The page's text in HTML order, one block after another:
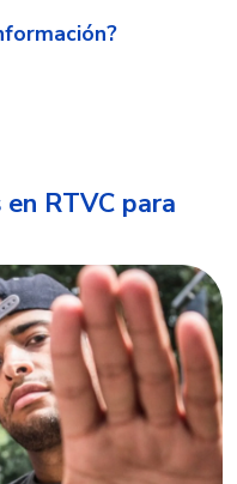
RTVC para